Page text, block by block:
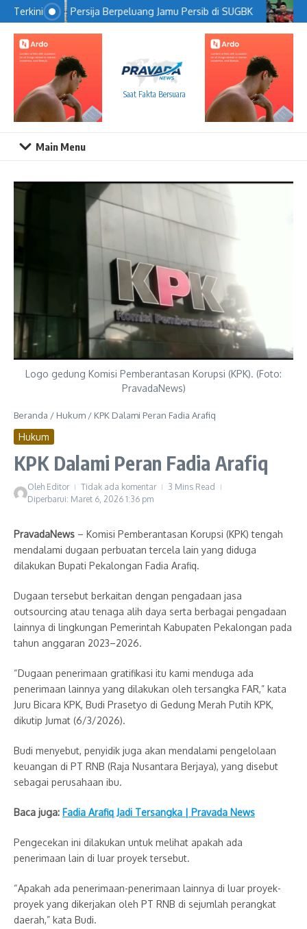
Lewati ke konten
Terkini Persija Berpeluang Jamu Persib di SUGBK
Saat Fakta Bersuara
Main Menu
Logo gedung Komisi Pemberantasan Korupsi (KPK). (Foto:
PravadaNews)
Beranda / Hukum / KPK Dalami Peran Fadia Arafiq
Hukum
KPK Dalami Peran Fadia Arafiq
Oleh Editor Tidak ada komentar
3 Mins Read
Diperbarui: Maret 6, 2026 1:36 pm
PravadaNews – Komisi Pemberantasan Korupsi (KPK) tengah
mendalami dugaan perbuatan tercela lain yang diduga
dilakukan Bupati Pekalongan Fadia Arafiq.
Dugaan tersebut berkaitan dengan pengadaan jasa
outsourcing atau tenaga alih daya serta berbagai pengadaan
lainnya di lingkungan Pemerintah Kabupaten Pekalongan pada
tahun anggaran 2023–2026.
“Dugaan penerimaan gratifikasi itu kami menduga ada
penerimaan lainnya yang dilakukan oleh tersangka FAR,” kata
Juru Bicara KPK, Budi Prasetyo di Gedung Merah Putih KPK,
dikutip Jumat (6/3/2026).
Budi menyebut, penyidik juga akan mendalami pengelolaan
keuangan di PT RNB (Raja Nusantara Berjaya), yang disebut
sebagai perusahaan ibu.
Baca juga: Fadia Arafiq Jadi Tersangka | Pravada News
Pengecekan ini dilakukan untuk melihat apakah ada
penerimaan lain di luar proyek tersebut.
“Apakah ada penerimaan-penerimaan lainnya di luar proyek-
proyek yang dikerjakan oleh PT RNB di sejumlah perangkat
daerah,” kata Budi.